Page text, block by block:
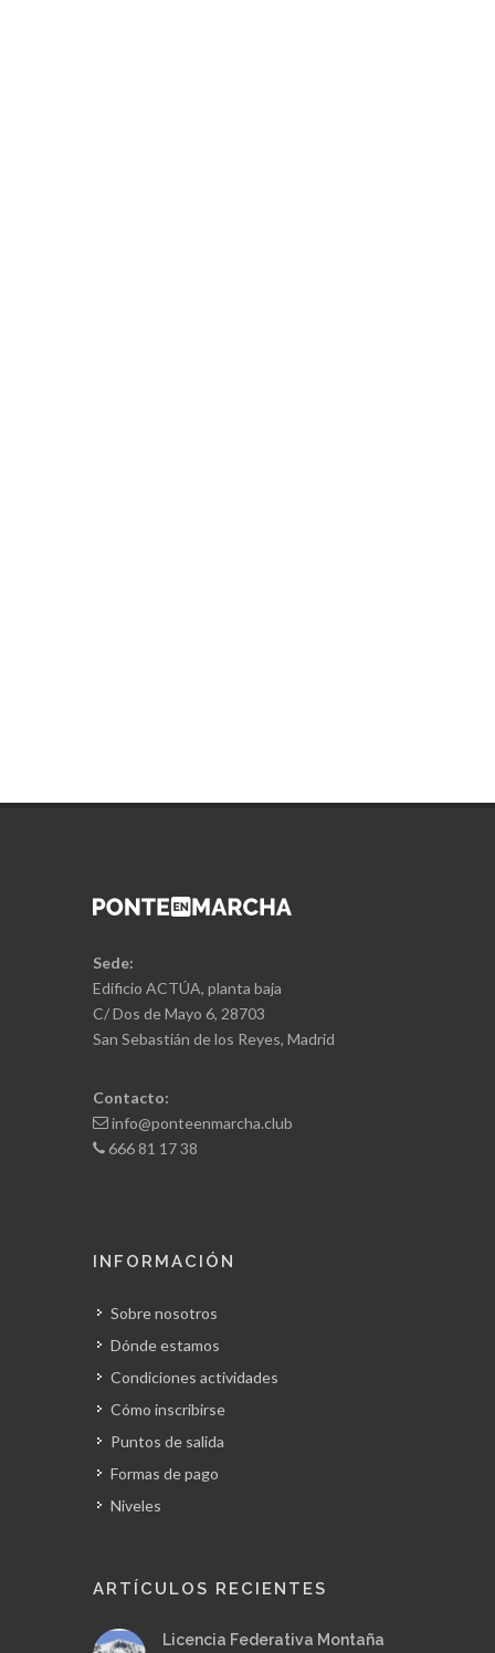
Sede:
Edificio ACTÚA, planta baja
C/ Dos de Mayo 6, 28703
San Sebastián de los Reyes, Madrid
Contacto:
info@ponteenmarcha.club
666 81 17 38
INFORMACIÓN
Sobre nosotros
Dónde estamos
Condiciones actividades
Cómo inscribirse
Puntos de salida
Formas de pago
Niveles
ARTÍCULOS RECIENTES
Licencia Federativa Montaña